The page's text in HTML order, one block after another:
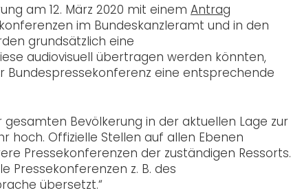
am 12. März 2020 mit einem Antrag
im Bundeskanzleramt und in den
grundsätzlich eine
audiovisuell übertragen werden könnten,
eine entsprechende
Bevölkerung in der aktuellen Lage zur
hoch. Offizielle Stellen auf allen Ebenen
Pressekonferenzen der zuständigen Ressorts.
Pressekonferenzen z. B. des
übersetzt.“